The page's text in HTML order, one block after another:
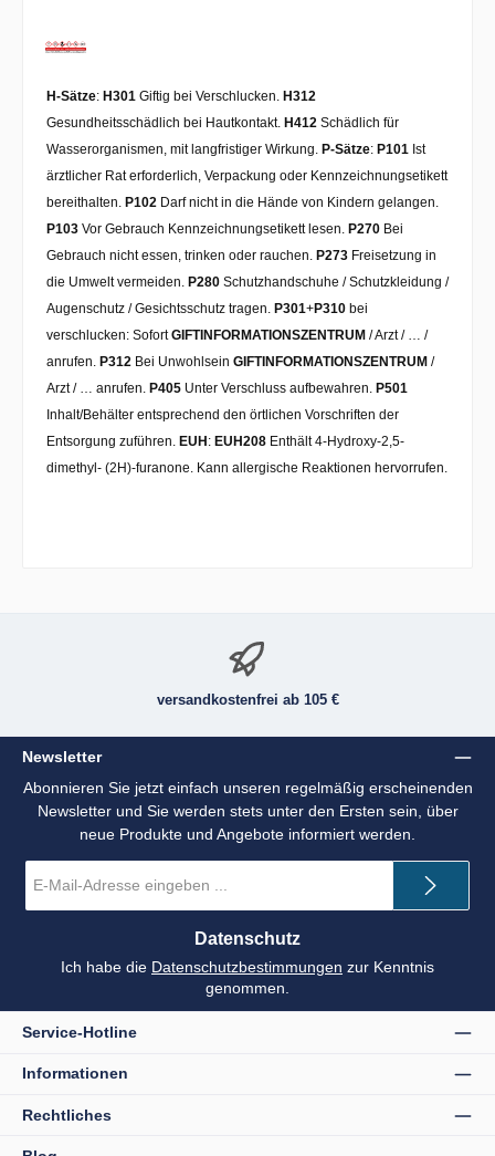
H-Sätze: H301 Giftig bei Verschlucken. H312
Gesundheitsschädlich bei Hautkontakt. H412 Schädlich für
Wasserorganismen, mit langfristiger Wirkung. P-Sätze: P101 Ist
ärztlicher Rat erforderlich, Verpackung oder Kennzeichnungsetikett
bereithalten. P102 Darf nicht in die Hände von Kindern gelangen.
P103 Vor Gebrauch Kennzeichnungsetikett lesen. P270 Bei
Gebrauch nicht essen, trinken oder rauchen. P273 Freisetzung in
die Umwelt vermeiden. P280 Schutzhandschuhe / Schutzkleidung /
Augenschutz / Gesichtsschutz tragen. P301+P310 bei
verschlucken: SofortGIFTINFORMATIONSZENTRUM / Arzt / … /
anrufen. P312 Bei Unwohlsein GIFTINFORMATIONSZENTRUM /
Arzt / … anrufen. P405 Unter Verschluss aufbewahren. P501
Inhalt/Behälter entsprechend den örtlichen Vorschriften der
Entsorgung zuführen. EUH : EUH208 Enthält 4-Hydroxy-2,5-
dimethyl- (2H)-furanone. Kann allergische Reaktionen hervorrufen.
versandkostenfrei ab 105 €
Newsletter
Abonnieren Sie jetzt einfach unseren regelmäßig erscheinenden
Newsletter und Sie werden stets unter den Ersten sein, über
neue Produkte und Angebote informiert werden.
Mail-
*
Datenschutz
Ich habe die Datenschutzbestimmungen zur Kenntnis
genommen.
Service-Hotline
Informationen
Rechtliches